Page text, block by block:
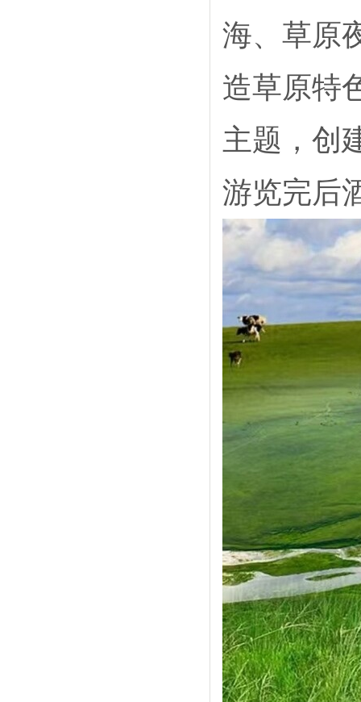
海、草原
造草原特
主题，创
游览完后